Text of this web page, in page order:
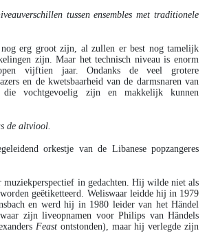
tussen ensembles met traditionele
erg groot zijn, al zullen er best nog tamelijk
zijn. Maar het technisch niveau is enorm
vijftien jaar. Ondanks de veel grotere
en de kwetsbaarheid van de darmsnaren van
die vochtgevoelig zijn en makkelijk kunnen
de altviool.
orkestje van de Libanese popzangeres
muziekperspectief in gedachten. Hij wilde niet als
geëtiketteerd. Weliswaar leidde hij in 1979
en werd hij in 1980 leider van het Händel
zijn liveopnamen voor Philips van Händels
Feast ontstonden), maar hij verlegde zijn